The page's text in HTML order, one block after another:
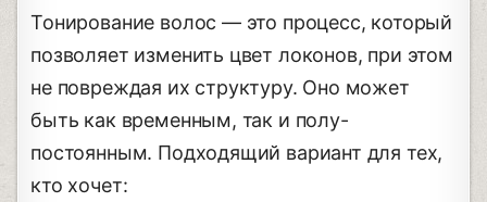
Тонирование волос — это процесс, который
позволяет изменить цвет локонов, при этом
не повреждая их структуру. Оно может
быть как временным, так и полу-
постоянным. Подходящий вариант для тех,
кто хочет: